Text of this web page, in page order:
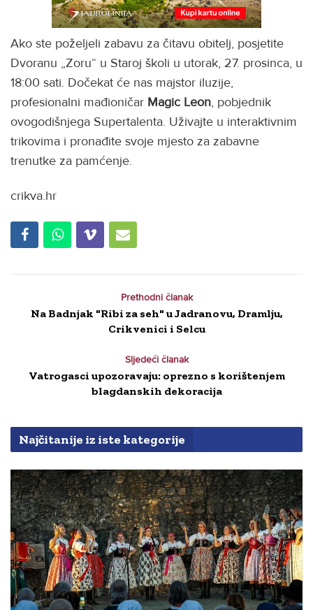
Ako ste poželjeli zabavu za čitavu obitelj, posjetite
Dvoranu „Zoru“ u Staroj školi u utorak, 27. prosinca, u
18:00 sati. Dočekat će nas majstor iluzije,
profesionalni mađioničar Magic Leon, pobjednik
ovogodišnjega Supertalenta. Uživajte u interaktivnim
trikovima i pronađite svoje mjesto za zabavne
trenutke za pamćenje.
crikva.hr
Prethodni članak
Na Badnjak "Ribi za seh" u Jadranovu, Dramlju,
Crikvenici i Selcu
Sljedeći članak
Vatrogasci upozoravaju: oprezno s korištenjem
blagdanskih dekoracija
Najčitanije iz iste kategorije